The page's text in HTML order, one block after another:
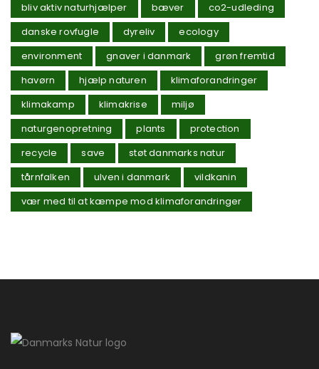
bliv aktiv naturhjælper
bæver
co2-udleding
danske rovfugle
dyreliv
ecology
environment
gnaver i danmark
grøn fremtid
havørn
hjælp naturen
klimaforandringer
klimakamp
klimakrise
miljø
naturgenopretning
plants
protection
recycle
save
støt danmarks natur
tårnfalken
ulven i danmark
vildkanin
vær med til at kæmpe mod klimaforandringer